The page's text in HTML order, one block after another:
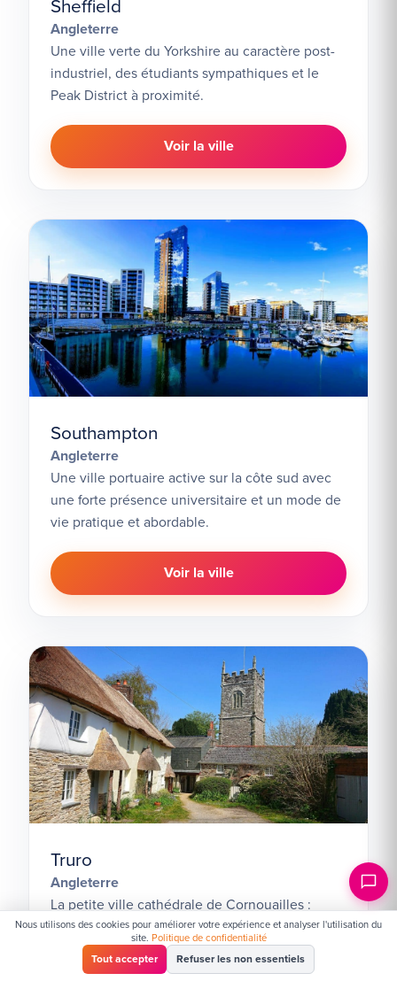
Sheffield
Angleterre
Une ville verte du Yorkshire au caractère post-
industriel, des étudiants sympathiques et le
Peak District à proximité.
Voir la ville
Southampton
Angleterre
Une ville portuaire active sur la côte sud avec
une forte présence universitaire et un mode de
vie pratique et abordable.
Voir la ville
Truro
Angleterre
La petite ville cathédrale de Cornouailles :
calme, accessible à pied et entourée de côte et
de campagne.
Nous utilisons des cookies pour améliorer votre expérience et analyser l'utilisation du
site. Politique de confidentialité
Tout accepter Refuser les non essentiels